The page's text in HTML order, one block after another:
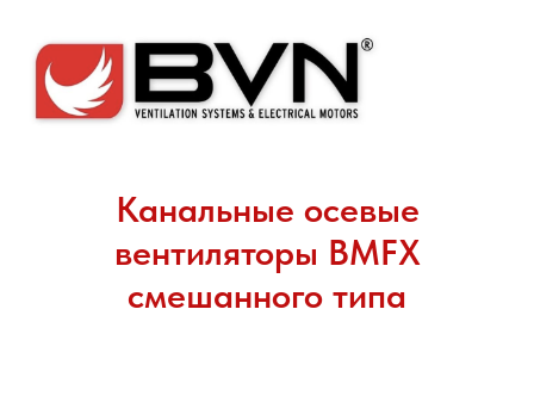
Официальный русскоязычный сайт завода
Канальные осевые
вентиляторы BMFX
смешанного типа